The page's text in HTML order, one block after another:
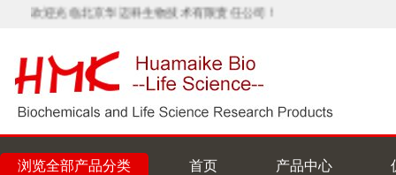
欢迎光临北京华迈科生物技术有限责任公司！
浏览全部产品分类 首页 产品中心